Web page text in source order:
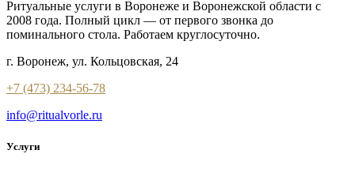
Ритуальные услуги в Воронеже и Воронежской области с
2008 года. Полный цикл — от первого звонка до
поминального стола. Работаем круглосуточно.
г. Воронеж, ул. Кольцовская, 24
+7 (473) 234-56-78
info@ritualvorle.ru
Услуги